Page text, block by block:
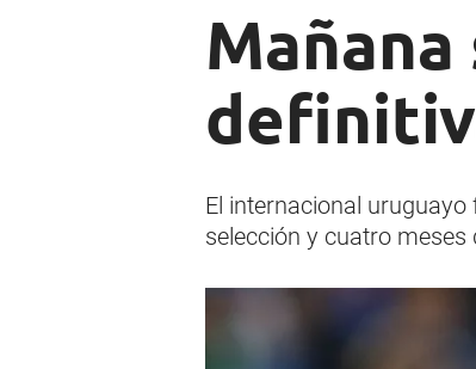
El internacional
selección y cuatro meses